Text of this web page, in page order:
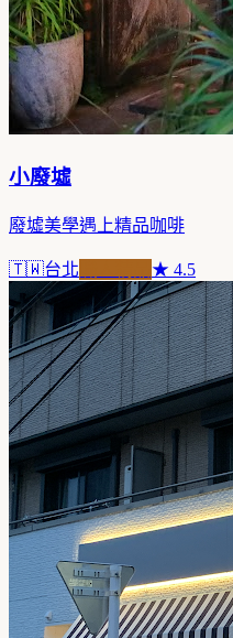
小廢墟
廢墟美學遇上精品咖啡
🇹🇼台北 ★ 4.5